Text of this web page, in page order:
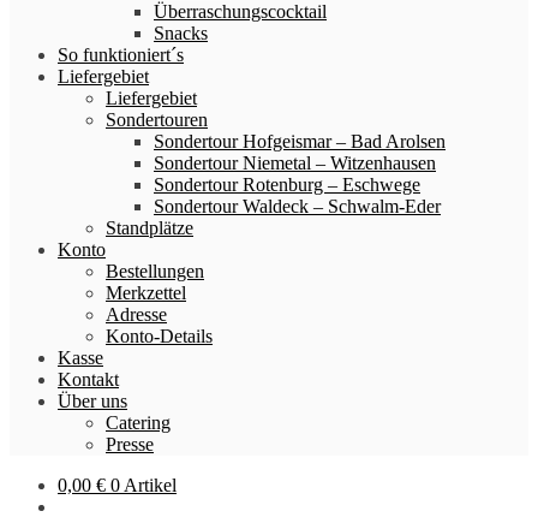
Überraschungscocktail
Snacks
So funktioniert´s
Liefergebiet
Liefergebiet
Sondertouren
Sondertour Hofgeismar – Bad Arolsen
Sondertour Niemetal – Witzenhausen
Sondertour Rotenburg – Eschwege
Sondertour Waldeck – Schwalm-Eder
Standplätze
Konto
Bestellungen
Merkzettel
Adresse
Konto-Details
Kasse
Kontakt
Über uns
Catering
Presse
0,00 € 0 Artikel